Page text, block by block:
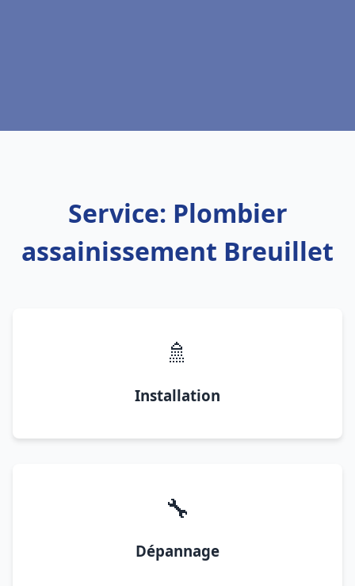
Service: Plombier
assainissement Breuillet
🚿
Installation
🔧
Dépannage